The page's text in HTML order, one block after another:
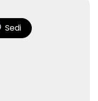
Sedi